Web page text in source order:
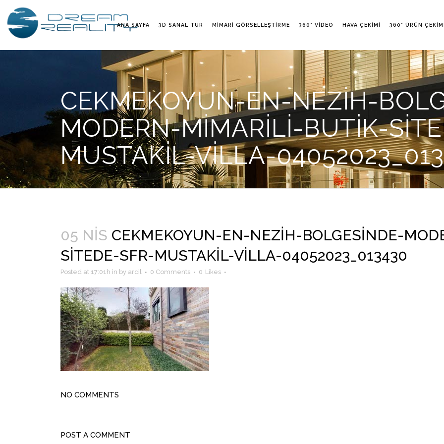
ANA SAYFA 3D SANAL TUR MIMARI GÖRSELLEŞTIRME 360° VIDEO HAVA ÇEKIMI 360° ÜRÜN ÇEKIMI
CEKMEKOYUN-EN-NEZIH-
MODERN-MIMARILI-BUTIK-
MUSTAKIL-VILLA-
05 NIS CEKMEKOYUN-EN-NEZIH-BOLGESINDE-
SITEDE-SFR-MUSTAKIL-VILLA-04052023_013430
Posted at 17:01h in by arcil 0 Comments 0 Likes
NO COMMENTS
POST A COMMENT